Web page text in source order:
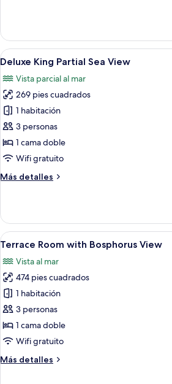
Twin
Room
Abrir
todas
las
fotos
de
Deluxe
King
Partial
View
4
Deluxe King Partial Sea View
Vista parcial al mar
269 pies cuadrados
1 habitación
3 personas
1 cama doble
Wifi gratuito
Más detalles
Más
King
Partial
Sea
Abrir
todas
las
fotos
de
Terrace
Room
with
Bosphorus
View
5
Terrace Room with Bosphorus View
Vista al mar
474 pies cuadrados
1 habitación
3 personas
1 cama doble
Wifi gratuito
Más detalles
Más